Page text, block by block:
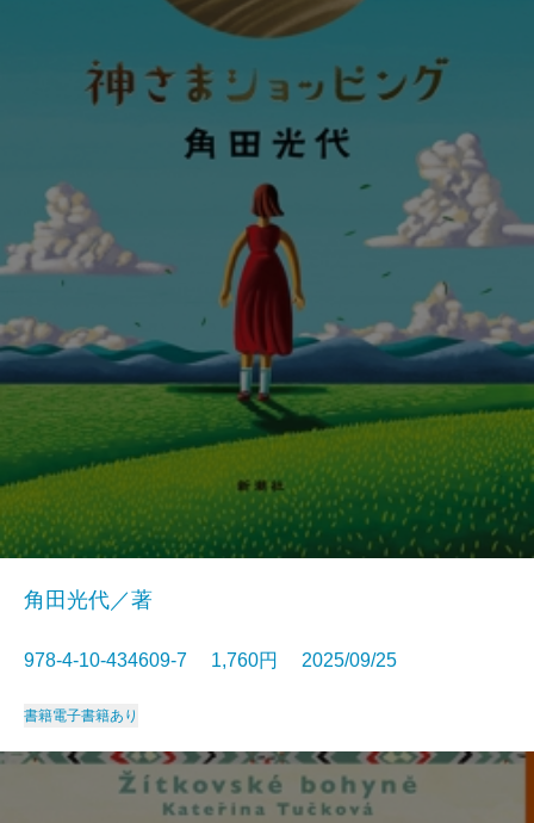
角田光代／著
978-4-10-434609-7 1,760円 2025/09/25
書籍電子書籍あり